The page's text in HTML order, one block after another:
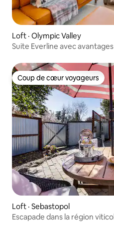
Loft · Olympic Valley
Suite Everline avec
Coup de cœur voyageurs
Coup de cœur voyageurs
Loft · Sebastopol
Escapade dans la région